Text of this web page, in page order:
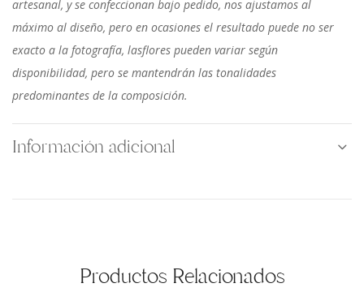
artesanal, y se confeccionan bajo pedido, nos ajustamos al
máximo al diseño, pero en ocasiones el resultado puede no ser
exacto a la fotografía, lasflores pueden variar según
disponibilidad, pero se mantendrán las tonalidades
predominantes de la composición.
Información adicional
Productos Relacionados